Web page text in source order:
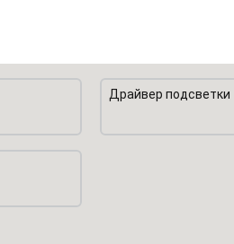
Драйвер подсветки